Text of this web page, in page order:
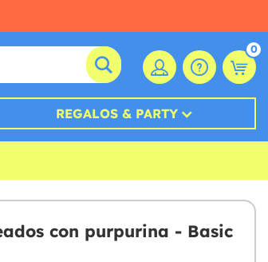
0
REGALOS & PARTY
con purpurina - Basic